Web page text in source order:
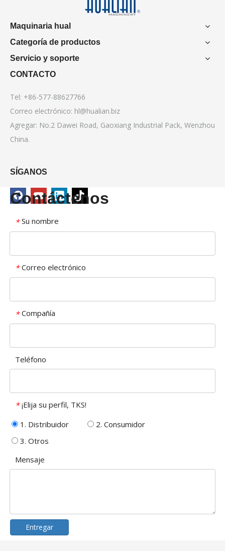
Maquinaria hual
Categoría de productos
Servicio y soporte
CONTACTO
Tel: +86-577-88627766
Correo electrónico: hl@hualian.biz
Agregar: No.2 Dawei Road, Gaoxiang Industrial Pack, Wenzhou
China.
SÍGANOS
Contáctenos
* Su nombre
* Correo electrónico
* Compañía
Teléfono
* ¡Elija su perfil, TKS!
1. Distribuidor
2. Consumidor
3. Otros
Mensaje
Entregar